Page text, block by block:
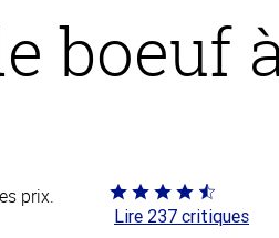
boeuf
prix.
Coté
4.6 sur
Lire 237 critiques